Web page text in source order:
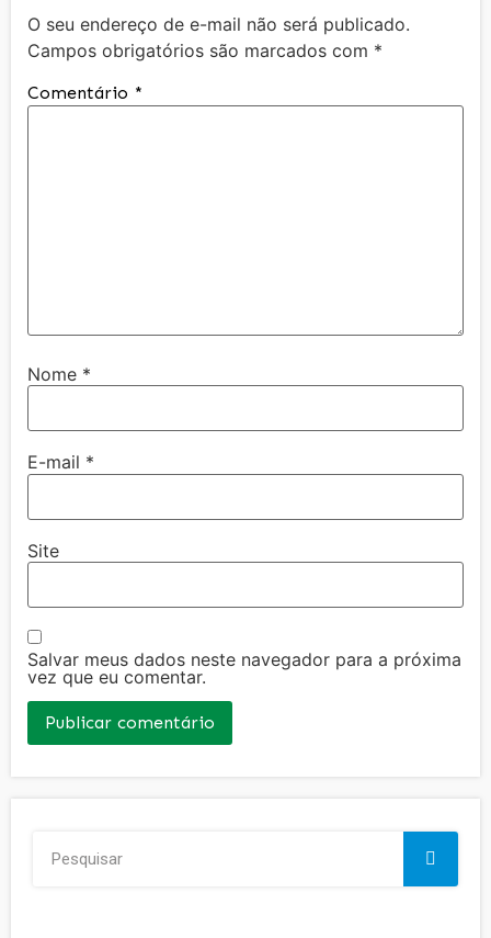
O seu endereço de e-mail não será publicado.
Campos obrigatórios são marcados com *
Comentário *
Nome *
E-mail *
Site
Salvar meus dados neste navegador para a próxima
vez que eu comentar.